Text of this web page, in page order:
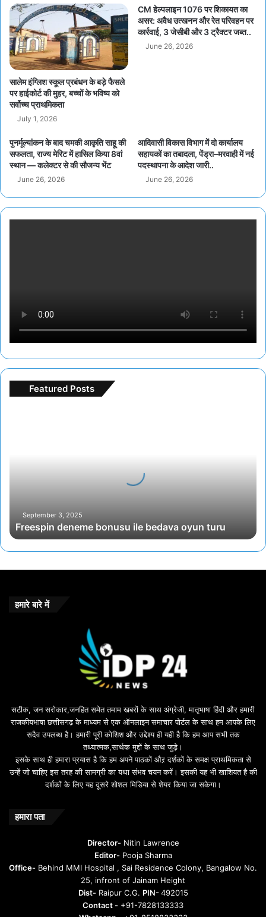
सालेम इंग्लिश स्कूल प्रबंधन के बड़े फैसले
पर हाईकोर्ट की मुहर, बच्चों के भविष्य को
सर्वोच्च प्राथमिकता
July 1, 2026
CM हेल्पलाइन 1076 पर शिकायत का
असर: अवैध उत्खनन और रेत परिवहन पर
कार्रवाई, 3 जेसीबी और 3 ट्रैक्टर जब्त..
June 26, 2026
पुनर्मूल्यांकन के बाद चमकी आकृति साहू की
सफलता, राज्य मेरिट में हासिल किया 8वां
स्थान — कलेक्टर से की सौजन्य भेंट
June 26, 2026
आदिवासी विकास विभाग में दो कार्यालय
सहायकों का तबादला, पेंड्रा–मरवाही में नई
पदस्थापना के आदेश जारी..
June 26, 2026
Featured Posts
September 3, 2025
Freespin deneme bonusu ile bedava oyun turu
हमारे बारे में
सटीक, जन सरोकार,जनहित समेत तमाम खबरों के साथ अंग्रेजी, मातृभाषा हिंदी और हमारी
राजकीयभाषा छत्तीसगढ़ के माध्यम से एक ऑनलाइन समाचार पोर्टल के साथ हम आपके लिए
सदैव उपलब्ध है। हमारी पूरी कोशिश और उद्देश्य ही यही है कि हम आप सभी तक
तथ्यात्मक,सार्थक मुद्दों के साथ जुड़े।
इसके साथ ही हमारा प्रयास है कि हम अपने पाठकों औऱ दर्शकों के समक्ष प्राथमिकता से
उन्हें जो चाहिए इस तरह की सामग्री का यथा संभव चयन करें। इसकी यह भी खाशियत है की
दर्शकों के लिए यह दूसरे शोशल मिडिया से शेयर किया जा सकेगा।
हमारा पता
Director-Nitin Lawrence
Editor-Pooja Sharma
Office- Behind MMI Hospital , Sai Residence Colony, Bangalow No.
25, infront of Jainam Height
Dist-Raipur C.G. PIN-492015
Contact - +91-7828133333